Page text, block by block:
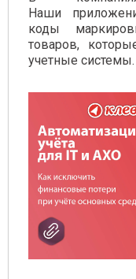
Наши
коды
товаров,
учетные системы.